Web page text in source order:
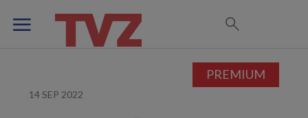
14 SEP 2022
PREMIUM